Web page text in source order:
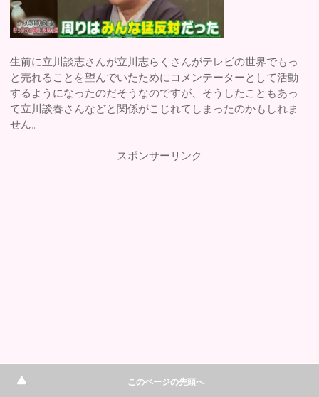
生前に立川談志さんが立川志らくさんがテレビの世界でもっ
と売れることを望んでいたためにコメンテーターとして活動
するようになったのだそうなのですが、そうしたこともあっ
て立川談春さんなどと関係がこじれてしまったのかもしれま
せん。
スポンサーリンク
このページの先頭へ